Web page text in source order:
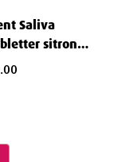
Saliva
sitron